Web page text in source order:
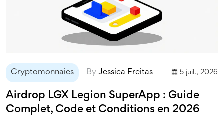
Cryptomonnaies By Jessica Freitas 5 juil., 2026
Airdrop LGX Legion SuperApp : Guide
Complet, Code et Conditions en 2026